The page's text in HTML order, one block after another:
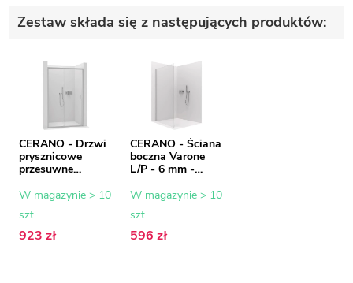
Zestaw składa się z następujących produktów:
CERANO - Drzwi
prysznicowe
przesuwne
Varone LINE L/R -
6 mm - chrom,
transparentne -
100x195 cm
W magazynie > 10
szt
923 zł
CERANO - Ściana
boczna Varone
L/P - 6 mm -
transparentne -
W magazynie > 10
szt
596 zł